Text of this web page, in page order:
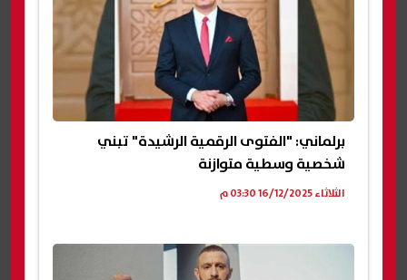
برلماني: "الفتوى الرقمية الرشيدة" تبني
شخصية وسطية متوازنة
الثلاثاء 16/12/2025 03:30 م